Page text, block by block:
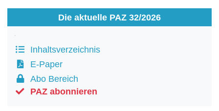
Die aktuelle PAZ 32/2026
Inhaltsverzeichnis
E-Paper
Abo Bereich
PAZ abonnieren